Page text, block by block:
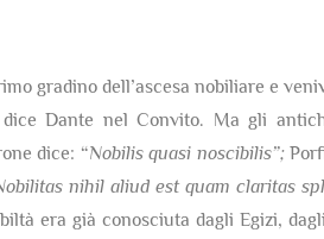
gradino dell’ascesa nobiliare e
dice Dante nel Convito. Ma gli
dice: “Nobilis quasi noscibilis”;
nihil aliud est quam claritas
era già conosciuta dagli Egizi,